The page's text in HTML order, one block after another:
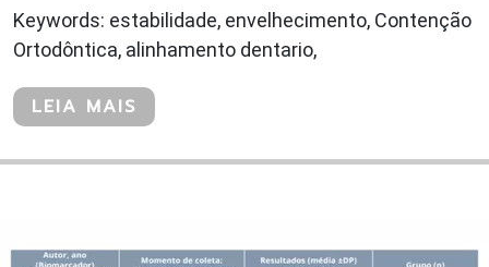
Keywords: estabilidade, envelhecimento, Contenção
Ortodôntica, alinhamento dentario,
LEIA MAIS